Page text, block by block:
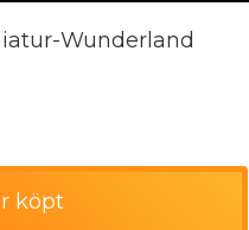
Wunderland
köpt